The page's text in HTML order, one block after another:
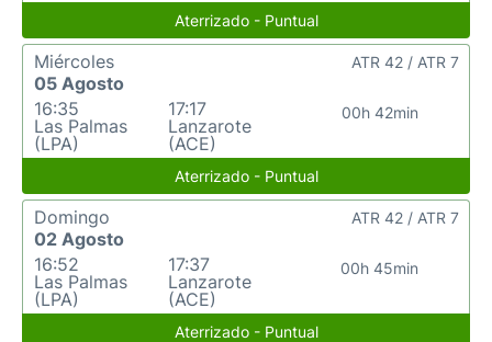
Aterrizado - Puntual
Miércoles
05 Agosto
16:35
Las Palmas
(LPA)
17:17
Lanzarote
(ACE)
00h 42min
ATR 42 / ATR 7
Aterrizado - Puntual
Domingo
02 Agosto
16:52
Las Palmas
(LPA)
17:37
Lanzarote
(ACE)
00h 45min
ATR 42 / ATR 7
Aterrizado - Puntual